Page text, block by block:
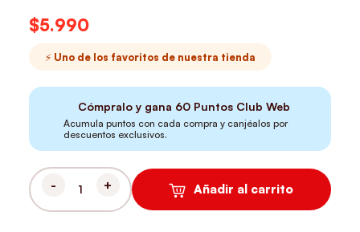
$5.990
⚡ Uno de los favoritos de nuestra tienda
Cómpralo y gana 60 Puntos Club Web
Acumula puntos con cada compra y canjéalos por
descuentos exclusivos.
BOLSA TOTE BAG MULTIGATITOS CANTIDAD
Añadir al carrito